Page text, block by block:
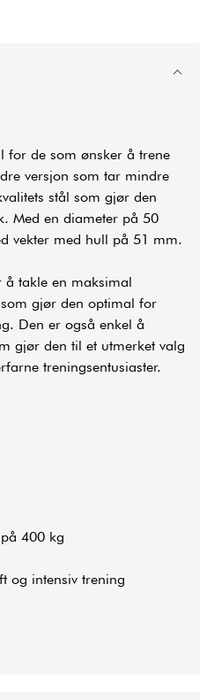
for de som ønsker å trene
versjon som tar mindre
stål som gjør den
Med en diameter på 50
vekter med hull på 51 mm.
å takle en maksimal
gjør den optimal for
. Den er også enkel å
gjør den til et utmerket valg
treningsentusiaster.
400 kg
og intensiv trening